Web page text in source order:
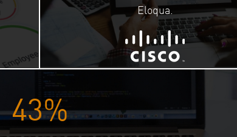
Eloqua.
43%